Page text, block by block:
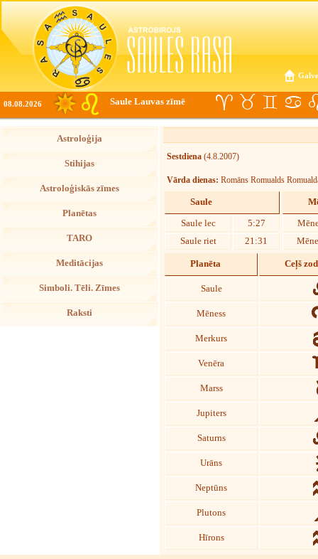
08.08.2026 Saule Lauvas zīmē
Astroloģija
Stihijas
Astroloģiskās zīmes
Planētas
TARO
Meditācijas
Simboli. Tēli. Zīmes
Raksti
Sestdiena (4.8.2007)
Vārda dienas: Romāns Romualds
Saule
Saule lec
5:27
Saule riet
21:31
Planēta Ceļš
Saule
Mēness
Merkurs
Venēra
Marss
Jupiters
Saturns
Urāns
Neptūns
Plutons
Hīrons